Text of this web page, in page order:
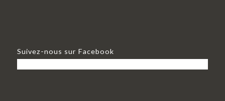
Suivez-nous sur Facebook